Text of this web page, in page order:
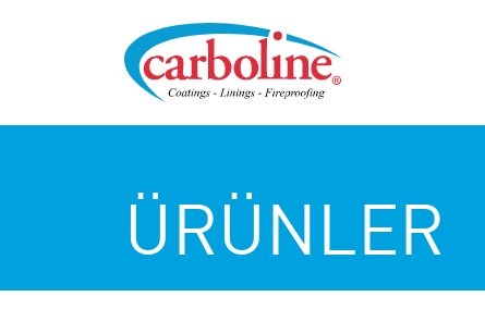
ÜRÜNLER